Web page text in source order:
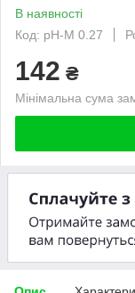
В наявності
Код: pH-M 0.27
142 ₴
Мінімальна сума